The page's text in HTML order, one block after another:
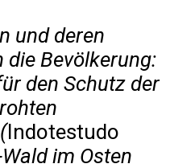
und deren
die Bevölkerung:
den Schutz der
Indotestudo
im Osten